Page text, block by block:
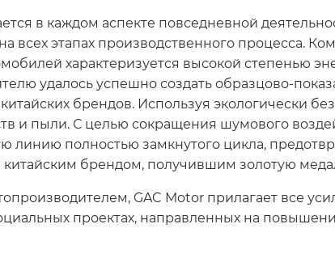
в каждом аспекте повседневной
всех этапах производственного процесса.
характеризуется высокой
удалось успешно создать образцово-
брендов. Используя экологически
и пыли. С целью сокращения шумового
линию полностью замкнутого цикла,
брендом, получившим золотую
GAC Motor прилагает все
проектах, направленных на